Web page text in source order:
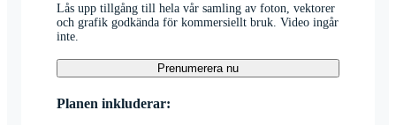
Lås upp tillgång till hela vår samling av foton, vektorer
och grafik godkända för kommersiellt bruk. Video ingår
inte.
Prenumerera nu
Planen inkluderar: